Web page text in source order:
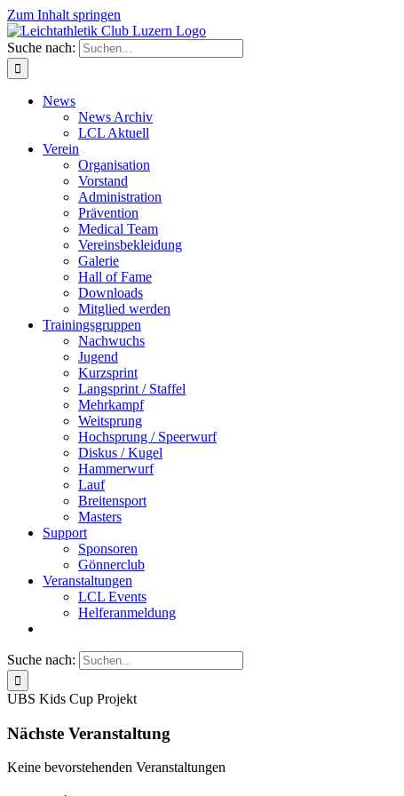
Zum Inhalt springen
Suche nach:
News
News Archiv
LCL Aktuell
Verein
Organisation
Vorstand
Administration
Prävention
Medical Team
Vereinsbekleidung
Galerie
Hall of Fame
Downloads
Mitglied werden
Trainingsgruppen
Nachwuchs
Jugend
Kurzsprint
Langsprint / Staffel
Mehrkampf
Weitsprung
Hochsprung / Speerwurf
Diskus / Kugel
Hammerwurf
Lauf
Breitensport
Masters
Support
Sponsoren
Gönnerclub
Veranstaltungen
LCL Events
Helferanmeldung
Suche nach:
UBS Kids Cup Projekt
Nächste Veranstaltung
Keine bevorstehenden Veranstaltungen